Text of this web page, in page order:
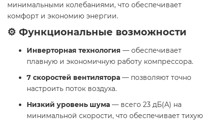
минимальными колебаниями, что обеспечивает
комфорт и экономию энергии.
⚙️ Функциональные возможности
Инверторная технология — обеспечивает
плавную и экономичную работу компрессора.
7 скоростей вентилятора — позволяют точно
настроить поток воздуха.
Низкий уровень шума — всего 23 дБ(А) на
минимальной скорости, что обеспечивает тихую